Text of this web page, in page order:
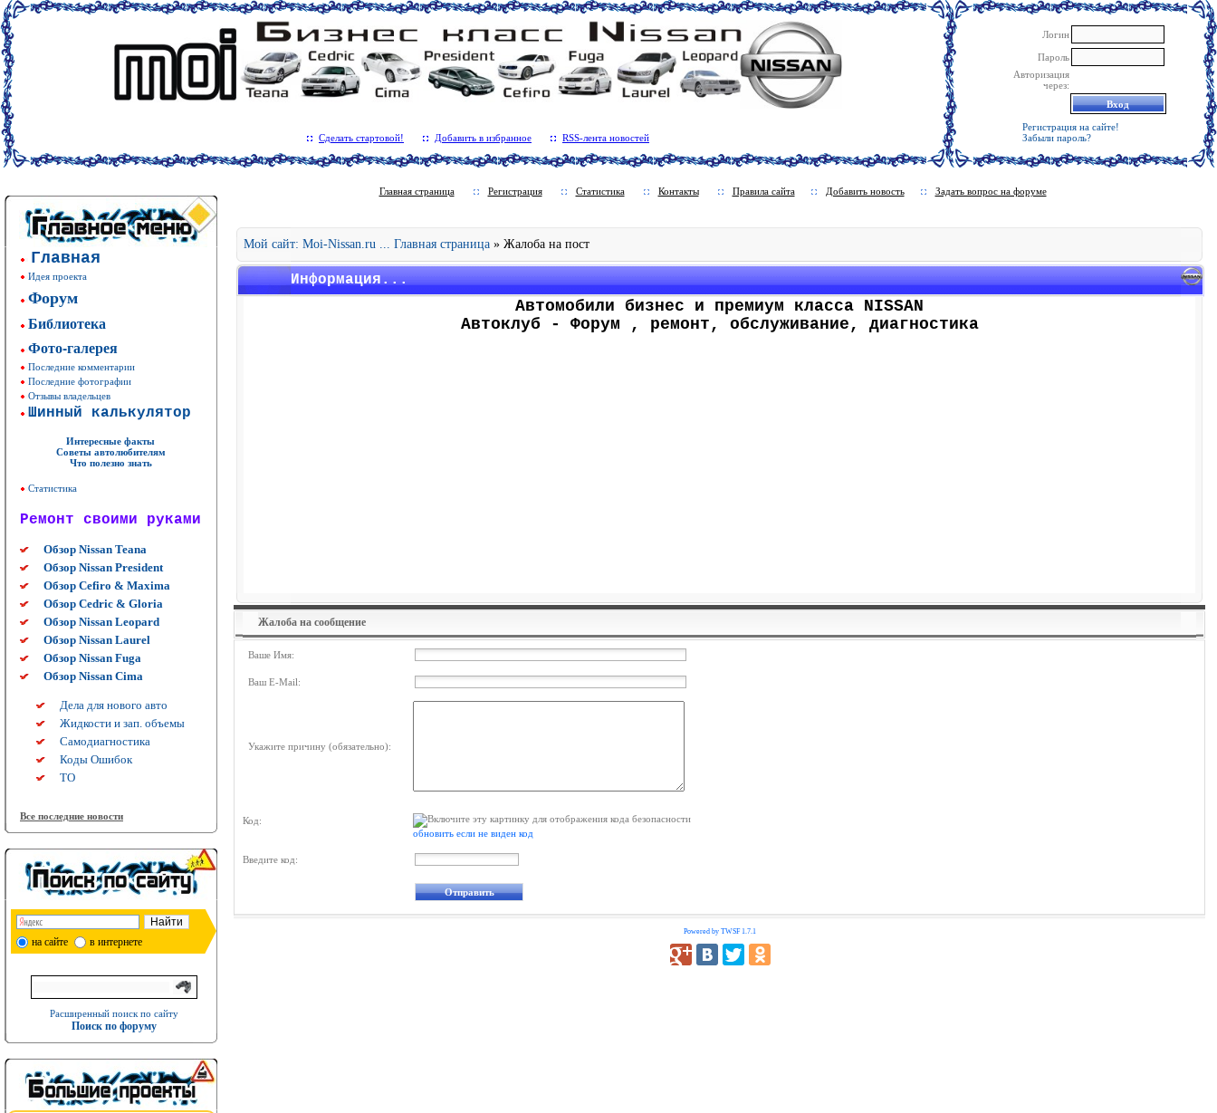
Сделать стартовой! Добавить в избранное RSS-лента новостей
Логин
Пароль
Авторизация
через:
Регистрация на сайте!
Забыли пароль?
Главная
Идея проекта
Форум
Библиотека
Фото-галерея
Последние комментарии
Последние фотографии
Отзывы владельцев
Шинный калькулятор
Интересные факты
Советы автолюбителям
Что полезно знать
Статистика
Ремонт своими руками
Обзор Nissan Teana
Обзор Nissan President
Обзор Cefiro & Maxima
Обзор Cedric & Gloria
Обзор Nissan Leopard
Обзор Nissan Laurel
Обзор Nissan Fuga
Обзор Nissan Cima
Дела для нового авто
Жидкости и зап. объемы
Самодиагностика
Коды Ошибок
ТО
Все последние новости
на сайте в интернете
Расширенный поиск по сайту
Поиск по форуму
Главная страница Регистрация Статистика Контакты Правила сайта Добавить новость Задать вопрос на форуме
Мой сайт: Moi-Nissan.ru ... Главная страница » Жалоба на пост
Информация...
Автомобили бизнес и премиум класса NISSAN
Автоклуб - Форум , ремонт, обслуживание, диагностика
Жалоба на сообщение
Ваше Имя:
Ваш E-Mail:
Укажите причину (обязательно):
Код:
обновить если не виден код
Введите код:
Powered by TWSF 1.7.1